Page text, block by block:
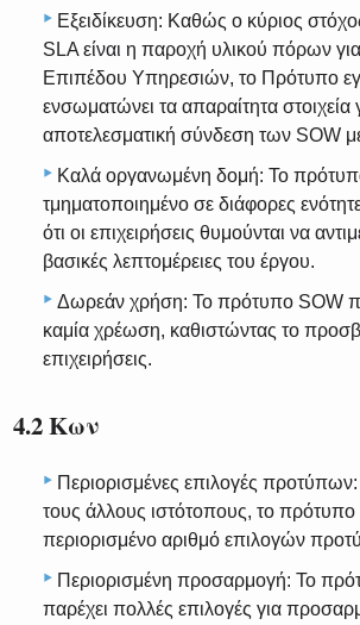
Εξειδίκευση: Καθώς ο κύριος
SLA είναι η παροχή υλικού πόρων
Επιπέδου Υπηρεσιών, το Πρότυπο
ενσωματώνει τα απαραίτητα στοιχεία
αποτελεσματική σύνδεση των SOW
Καλά οργανωμένη δομή: Το
τμηματοποιημένο σε διάφορες
ότι οι επιχειρήσεις θυμούνται να
βασικές λεπτομέρειες του έργου.
Δωρεάν χρήση: Το πρότυπο SOW
καμία χρέωση, καθιστώντας το
επιχειρήσεις.
4.2 Κων
Περιορισμένες επιλογές
τους άλλους ιστότοπους, το
περιορισμένο αριθμό επιλογών
Περιορισμένη προσαρμογή: Το
παρέχει πολλές επιλογές για